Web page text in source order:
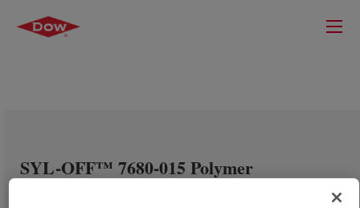
SYL-OFF™ 7680-015 Polymer